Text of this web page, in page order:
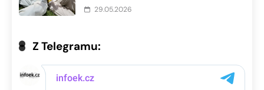
29.05.2026
Z Telegramu: